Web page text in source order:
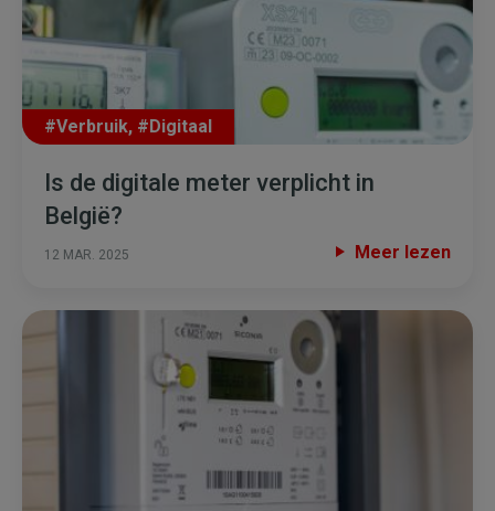
#Verbruik, #Digitaal
Is de digitale meter verplicht in
België?
12 MAR. 2025 Meer lezen